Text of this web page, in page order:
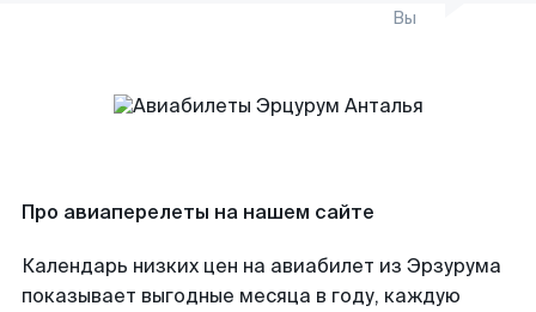
Вы
Про авиаперелеты на нашем сайте
Календарь низких цен на авиабилет из Эрзурума
показывает выгодные месяца в году, каждую